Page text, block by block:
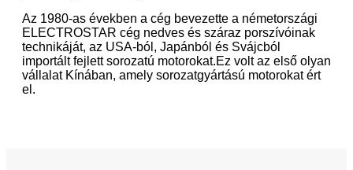
Az 1980-as években a cég bevezette a németországi
ELECTROSTAR cég nedves és száraz porszívóinak
technikáját, az USA-ból, Japánból és Svájcból
importált fejlett sorozatú motorokat.Ez volt az első olyan
vállalat Kínában, amely sorozatgyártású motorokat ért
el.